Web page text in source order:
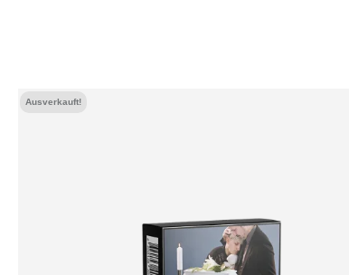
Ausverkauft!